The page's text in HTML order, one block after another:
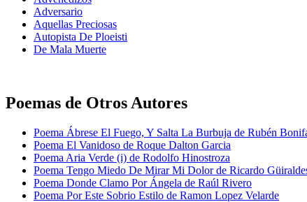
Adversario
Aquellas Preciosas
Autopista De Ploeisti
De Mala Muerte
Poemas de Otros Autores
Poema Ábrese El Fuego, Y Salta La Burbuja de Rubén
Poema El Vanidoso de Roque Dalton Garcia
Poema Aria Verde (i) de Rodolfo Hinostroza
Poema Tengo Miedo De Mirar Mi Dolor de Ricardo
Poema Donde Clamo Por Ángela de Raúl Rivero
Poema Por Este Sobrio Estilo de Ramon Lopez Velarde